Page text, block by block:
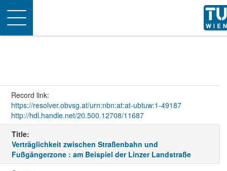
Toggle
navigation
Record link:
https://resolver.obvsg.at/urn:nbn:at:at-ubtuw:1-49187
http://hdl.handle.net/20.500.12708/11687
Title:
Verträglichkeit zwischen Straßenbahn und
Fußgängerzone : am Beispiel der Linzer Landstraße